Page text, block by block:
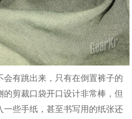
有跳出来，只有在倒置裤子的
的剪裁口袋开口设计非常棒，但
一些手纸，甚至书写用的纸张还